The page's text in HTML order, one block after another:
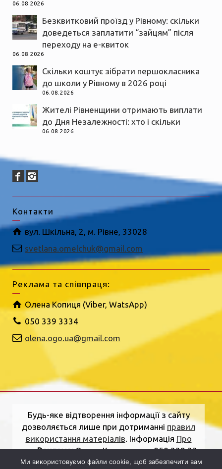
06.08.2026
Безквитковий проїзд у Рівному: скільки
доведеться заплатити “зайцям” після
переходу на е-квиток
06.08.2026
Скільки коштує зібрати першокласника
до школи у Рівному в 2026 році
06.08.2026
Жителі Рівненщини отримають виплати
до Дня Незалежності: хто і скільки
06.08.2026
Контакти
вул. Шкільна, 2, м. Рівне, 33028
svetlana.omelchuk@gmail.com
Реклама та співпраця:
Олена Копиця (Viber, WatsApp)
050 339 3334
olena.ogo.ua@gmail.com
Будь-яке відтворення інформації з сайту
дозволяється лише при дотриманні правил
використання матеріалів. Інформація Про
нас.Реклама:Олена Копиця, тел. 050 339 33
34
olena.ogo.ua@gmail.com.Адреса
Ми використовуємо файли cookie, щоб забезпечити вам